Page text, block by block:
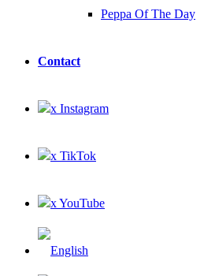
Peppa Of The Day
Contact
x Instagram
x TikTok
x YouTube